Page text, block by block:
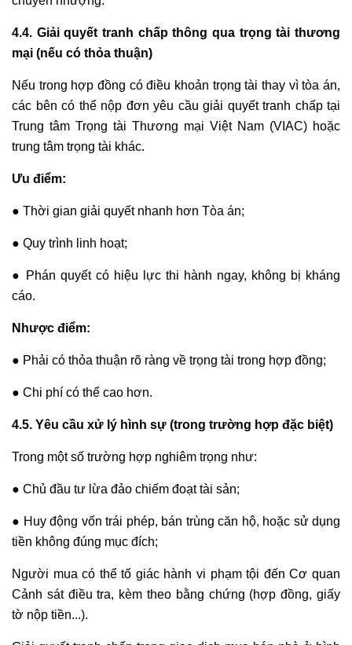
4.4. Giải quyết tranh chấp thông qua trọng tài thương
mại (nếu có thỏa thuận)
Nếu trong hợp đồng có điều khoản trọng tài thay vì tòa án,
các bên có thể nộp đơn yêu cầu giải quyết tranh chấp tại
Trung tâm Trọng tài Thương mại Việt Nam (VIAC) hoặc
trung tâm trọng tài khác.
Ưu điểm:
● Thời gian giải quyết nhanh hơn Tòa án;
● Quy trình linh hoạt;
● Phán quyết có hiệu lực thi hành ngay, không bị kháng
cáo.
Nhược điểm:
● Phải có thỏa thuận rõ ràng về trọng tài trong hợp đồng;
● Chi phí có thể cao hơn.
4.5. Yêu cầu xử lý hình sự (trong trường hợp đặc biệt)
Trong một số trường hợp nghiêm trọng như:
● Chủ đầu tư lừa đảo chiếm đoạt tài sản;
● Huy động vốn trái phép, bán trùng căn hộ, hoặc sử dụng
tiền không đúng mục đích;
Người mua có thể tố giác hành vi phạm tội đến Cơ quan
Cảnh sát điều tra, kèm theo bằng chứng (hợp đồng, giấy
tờ nộp tiền...).